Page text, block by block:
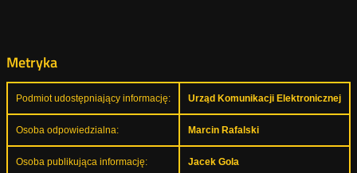
Metryka
Podmiot udostępniający informację: Urząd Komunikacji Elektronicznej
Osoba odpowiedzialna: Marcin Rafalski
Osoba publikująca informację: Jacek Gola